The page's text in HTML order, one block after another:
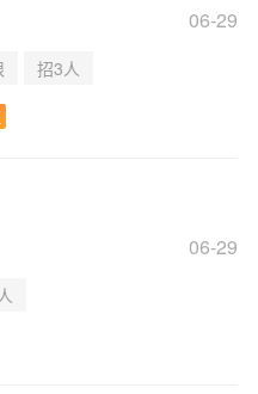
06-29
招3人
06-29